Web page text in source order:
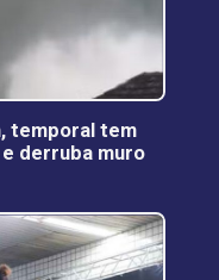
temporal tem
derruba muro